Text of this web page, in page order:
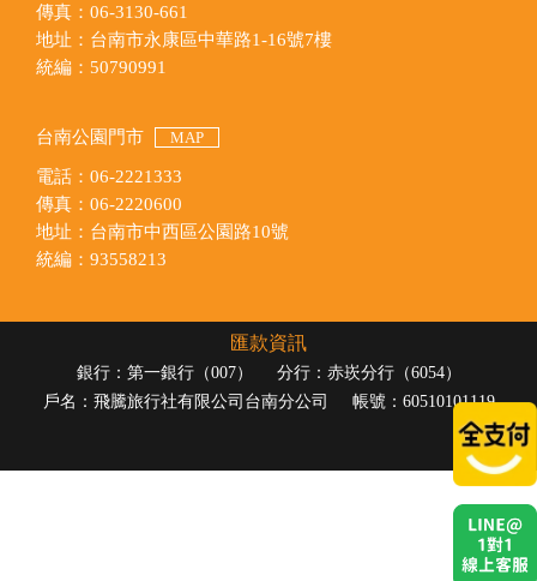
傳真：06-3130-661
地址：台南市永康區中華路1-16號7樓
統編：50790991
台南公園門市 MAP
電話：06-2221333
傳真：06-2220600
地址：台南市中西區公園路10號
統編：93558213
匯款資訊
銀行：第一銀行（007）
分行：赤崁分行（6054）
戶名：飛騰旅行社有限公司台南分公司
帳號：60510101119